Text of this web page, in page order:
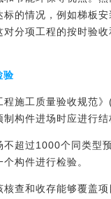
标的情况，例如梯板
对分项工程的按时验
验
程施工质量验收规范
构件进场时应进行结
不超过1000个同类型
构件进行检验。
核查和收存能够覆盖